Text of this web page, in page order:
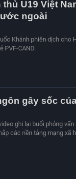
thủ U19 Việt
ngoài
Khánh phiên dịch cho
PVF-CAND.
gây sốc
ghi lại buổi phỏng
các nền tảng mạng xã